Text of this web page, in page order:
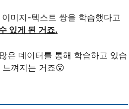
미지-텍스트 쌍을 학습했다고
있게 된 거죠.
은 데이터를 통해 학습하고 있습
껴지는 거죠😮